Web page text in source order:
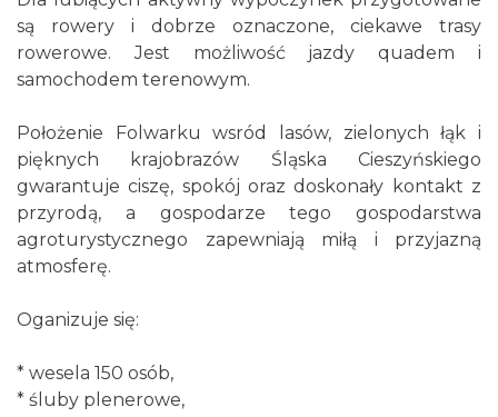
są rowery i dobrze oznaczone, ciekawe trasy
rowerowe. Jest możliwość jazdy quadem i
samochodem terenowym.
Położenie Folwarku wsród lasów, zielonych łąk i
pięknych krajobrazów Śląska Cieszyńskiego
gwarantuje ciszę, spokój oraz doskonały kontakt z
przyrodą, a gospodarze tego gospodarstwa
agroturystycznego zapewniają miłą i przyjazną
atmosferę.
Oganizuje się:
* wesela 150 osób,
* śluby plenerowe,